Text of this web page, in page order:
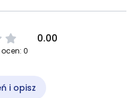
0.00
0
i opisz